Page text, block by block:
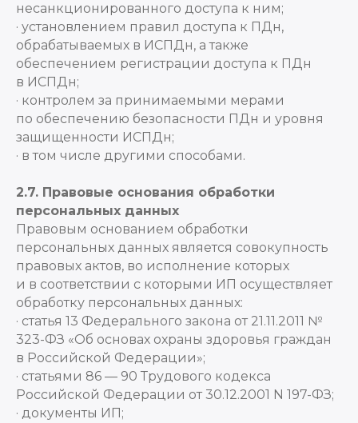
несанкционированного доступа к ним;
· установлением правил доступа к ПДн,
обрабатываемых в ИСПДн, а также
обеспечением регистрации доступа к ПДн
в ИСПДн;
· контролем за принимаемыми мерами
по обеспечению безопасности ПДн и уровня
защищенности ИСПДн;
· в том числе другими способами.
2.7. Правовые основания обработки
персональных данных
Правовым основанием обработки
персональных данных является совокупность
правовых актов, во исполнение которых
и в соответствии с которыми ИП осуществляет
обработку персональных данных:
· статья 13 Федерального закона от 21.11.2011 №
323-ФЗ «Об основах охраны здоровья граждан
в Российской Федерации»;
· статьями 86 — 90 Трудового кодекса
Российской Федерации от 30.12.2001 N 197-ФЗ;
· документы ИП;